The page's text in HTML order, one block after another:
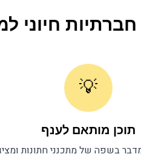
חיוני ל
💡
תוכן מותאם לענף
בשפה שלמתכנני חתונות